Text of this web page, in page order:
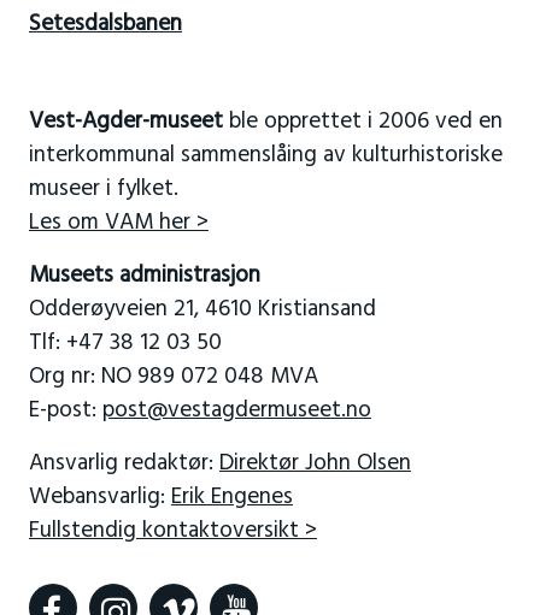
Setesdalsbanen
Vest-Agder-museetble opprettet i 2006 ved en
interkommunal sammenslåing av kulturhistoriske
museer i fylket.
Les om VAM her >
Museets administrasjon
Odderøyveien 21, 4610 Kristiansand
Tlf: +47 38 12 03 50
Org nr: NO 989 072 048 MVA
E-post: post@vestagdermuseet.no
Ansvarlig redaktør: Direktør John Olsen
Webansvarlig: Erik Engenes
Fullstendig kontaktoversikt >